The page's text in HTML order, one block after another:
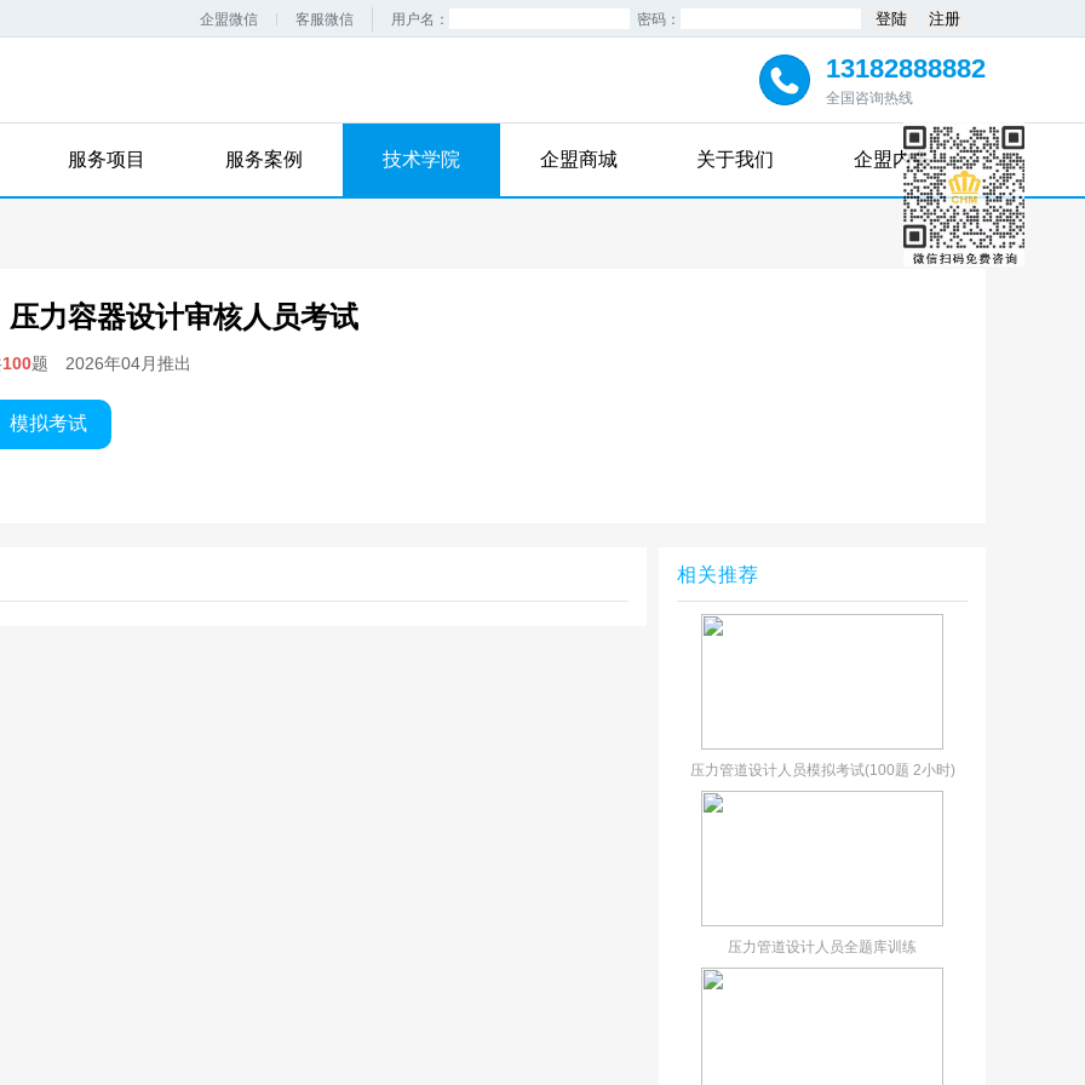
企盟微信 客服微信 用户名： 密码：
13182888882
全国咨询热线
服务项目 服务案例 技术学院 企盟商城 关于我们 企盟内务
压力容器设计审核人员考试
100题 2026年04月推出
模拟考试
相关推荐
压力管道设计人员模拟考试(100题 2小时)
压力管道设计人员全题库训练